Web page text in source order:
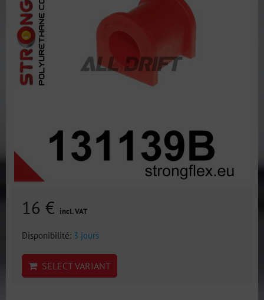
16 € incl. VAT
Disponibilité: 3 jours
SELECT VARIANT